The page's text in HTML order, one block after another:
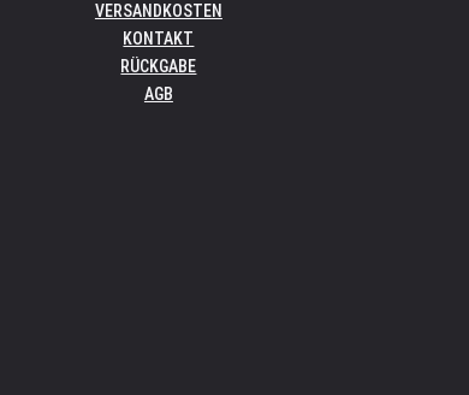
VERSANDKOSTEN
KONTAKT
RÜCKGABE
AGB